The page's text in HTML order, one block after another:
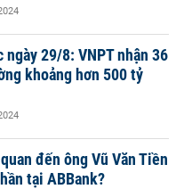
29/8: VNPT nhận 36
khoảng hơn 500 tỷ
đến ông Vũ Văn Tiền
tại ABBank?